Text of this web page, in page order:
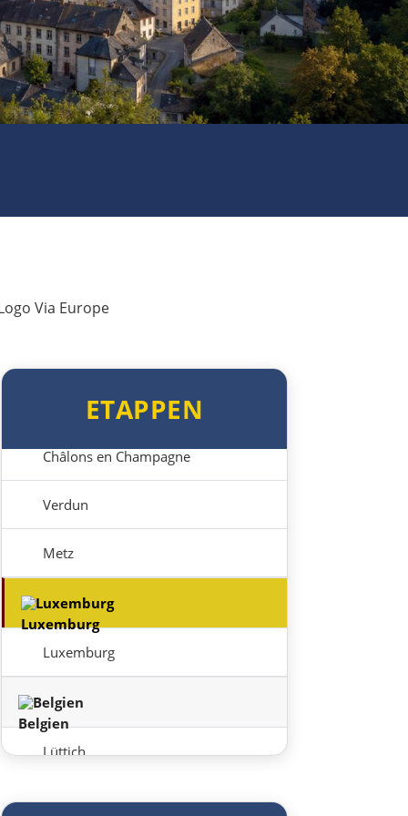
ETAPPEN
Avranches
Saint-Lô
Caen
Mantes la Jolie
Meaux
Châlons en Champagne
Verdun
Metz
Luxemburg
Luxemburg
Belgien
Lüttich
Brüssel